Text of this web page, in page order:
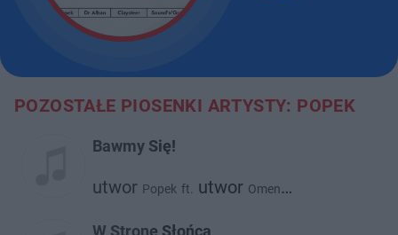
POZOSTAŁE PIOSENKI ARTYSTY: POPEK
Bawmy Się!
utwor Popek ft. utwor Omen
W Stronę Słońca